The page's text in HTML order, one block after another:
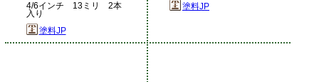
4/6インチ 13ミリ 2本
入り
塗料JP
塗料JP